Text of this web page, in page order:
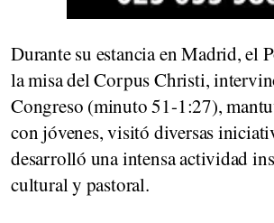
Durante su estancia en Madrid, el
la misa del Corpus Christi,
Congreso (minuto 51-1:27),
con jóvenes, visitó diversas
desarrolló una intensa actividad
cultural y pastoral.